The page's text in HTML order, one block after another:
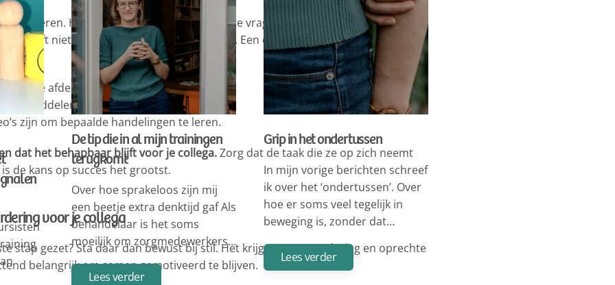
manieren. Het meest praktisch is vaak om te vragen wie hier een concrete stap
hoeft niet in één keer te worden opgelost. Een eerste, kleine stap kan
andere afdelingen of locaties eigenlijk gaat;
hulpmiddelen er in te zetten zijn;
zijn om bepaalde handelingen te leren.
dat het behapbaar blijft voor je collega.Zorg dat de taak die ze op zich neemt
de kans op succes het grootst.
voor je collega
stap gezet? Sta daar dan bewust bij stil. Het krijgen van waardering en oprechte
belangrijk om samen gemotiveerd te blijven.
De tip die in al mijn trainingen
terugkomt
Over hoe sprakeloos zijn mij
een beetje extra denktijd gaf Als
behandelaar is het soms
moeilijk om zorgmedewerkers…
Lees verder
Grip in het ondertussen
In mijn vorige berichten schreef
ik over het ‘ondertussen’. Over
hoe er soms veel tegelijk in
beweging is, zonder dat…
Lees verder